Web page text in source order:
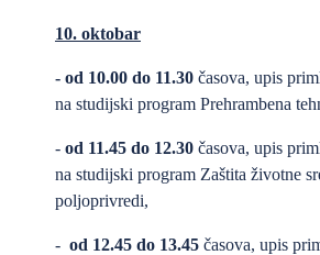
10. oktobar
- od 10.00 do 11.30 časova, upis
na studijski program Prehrambena
- od 11.45 do 12.30 časova, upis
na studijski program Zaštita životne
poljoprivredi,
- od 12.45 do 13.45 časova, upis